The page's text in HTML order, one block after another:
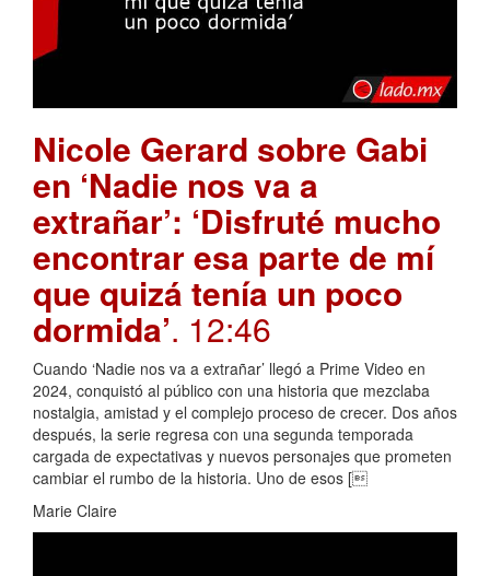
Nicole Gerard sobre Gabi
en ‘Nadie nos va a
extrañar’: ‘Disfruté mucho
encontrar esa parte de mí
que quizá tenía un poco
dormida’. 12:46
Cuando ‘Nadie nos va a extrañar’ llegó a Prime Video en
2024, conquistó al público con una historia que mezclaba
nostalgia, amistad y el complejo proceso de crecer. Dos años
después, la serie regresa con una segunda temporada
cargada de expectativas y nuevos personajes que prometen
cambiar el rumbo de la historia. Uno de esos [
Marie Claire